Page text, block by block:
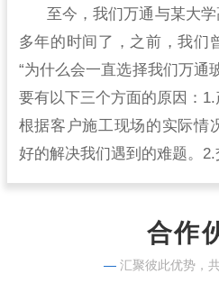
至今，我们万通与某大
多年的时间了，之前，我们
“为什么会一直选择我们万通
要有以下三个方面的原因：
根据客户施工现场的实际情
好的解决我们遇到的难题。
始到现在，从来没有出现过
合作
— 汇聚彼此优势，